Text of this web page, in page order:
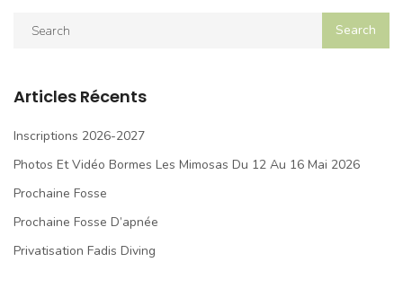
Articles Récents
Inscriptions 2026-2027
Photos Et Vidéo Bormes Les Mimosas Du 12 Au 16 Mai 2026
Prochaine Fosse
Prochaine Fosse D’apnée
Privatisation Fadis Diving